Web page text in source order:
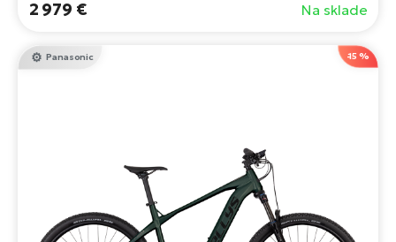
2 979 € Na sklade
-15 %
Panasonic